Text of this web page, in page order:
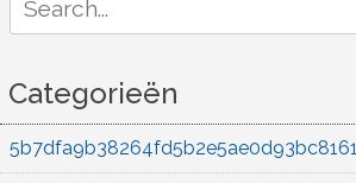
for:
Categorieën
5b7dfa9b38264fd5b2e5ae0d93bc8161